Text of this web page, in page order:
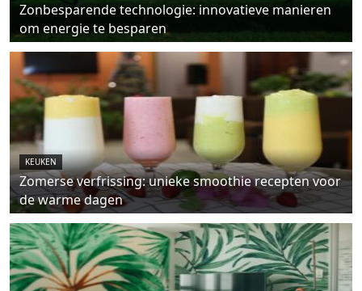
Zonbesparende technologie: innovatieve manieren
om energie te besparen
KEUKEN
Zomerse verfrissing: unieke smoothie recepten voor
de warme dagen